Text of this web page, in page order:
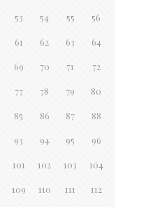
53 54 55 56
61 62 63 64
69 70 71 72
77 78 79 80
85 86 87 88
93 94 95 96
101 102 103 104
109 110 111 112